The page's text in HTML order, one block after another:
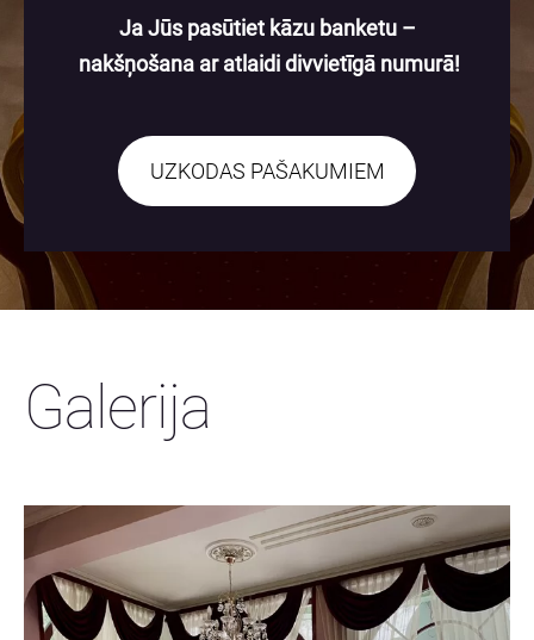
Ja Jūs pasūtiet kāzu banketu –
nakšņošana ar atlaidi divvietīgā numurā!
​UZKODAS PAŠAKUMIEM​
Galerija